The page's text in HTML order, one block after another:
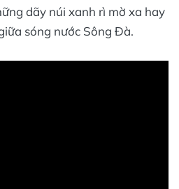
dãy núi xanh rì mờ xa hay
sóng nước Sông Đà.